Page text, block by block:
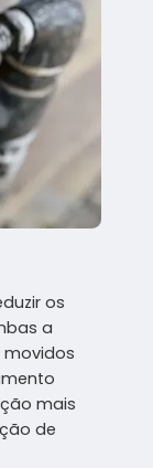
os
a
mais
de